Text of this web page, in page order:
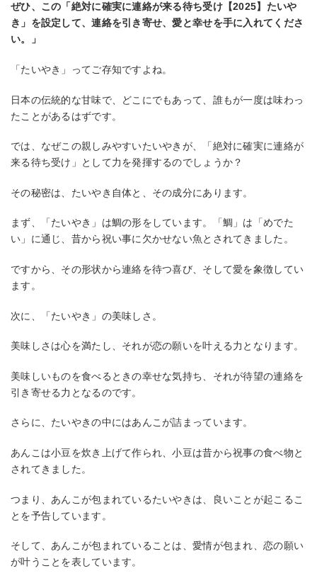
ぜひ、この「絶対に確実に連絡が来る待ち受け【2025】たいや
き」を設定して、連絡を引き寄せ、愛と幸せを手に入れてくださ
い。」
「たいやき」ってご存知ですよね。
日本の伝統的な甘味で、どこにでもあって、誰もが一度は味わっ
たことがあるはずです。
では、なぜこの親しみやすいたいやきが、「絶対に確実に連絡が
来る待ち受け」として力を発揮するのでしょうか？
その秘密は、たいやき自体と、その成分にあります。
まず、「たいやき」は鯛の形をしています。「鯛」は「めでた
い」に通じ、昔から祝い事に欠かせない魚とされてきました。
ですから、その形状から連絡を待つ喜び、そして愛を象徴してい
ます。
次に、「たいやき」の美味しさ。
美味しさは心を満たし、それが恋の願いを叶える力となります。
美味しいものを食べるときの幸せな気持ち、それが待望の連絡を
引き寄せる力となるのです。
さらに、たいやきの中にはあんこが詰まっています。
あんこは小豆を炊き上げて作られ、小豆は昔から祝事の食べ物と
されてきました。
つまり、あんこが包まれているたいやきは、良いことが起こるこ
とを予告しています。
そして、あんこが包まれていることは、愛情が包まれ、恋の願い
が叶うことを表しています。